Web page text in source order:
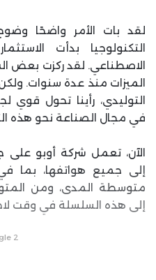
لقد بات الأمر واضحًا
التكنولوجيا بدأت
الاصطناعي. لقد ركزت بعض
الميزات منذ عدة سنوات.
التوليدي، رأينا تحول قوي
في مجال الصناعة نحو هذه
الآن، تعمل شركة أوبو على
إلى هذه السلسلة في وقت
2